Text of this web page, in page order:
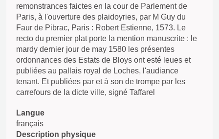
remonstrances faictes en la cour de Parlement de
Paris, à l'ouverture des plaidoyries, par M Guy du
Faur de Pibrac, Paris : Robert Estienne, 1573. Le
recto du premier plat porte la mention manuscrite : le
mardy dernier jour de may 1580 les présentes
ordonnances des Estats de Bloys ont esté leues et
publiées au pallais royal de Loches, l'audiance
tenant. Et publiées par et à son de trompe par les
carrefours de la dicte ville, signé Taffarel
Langue
français
Description physique